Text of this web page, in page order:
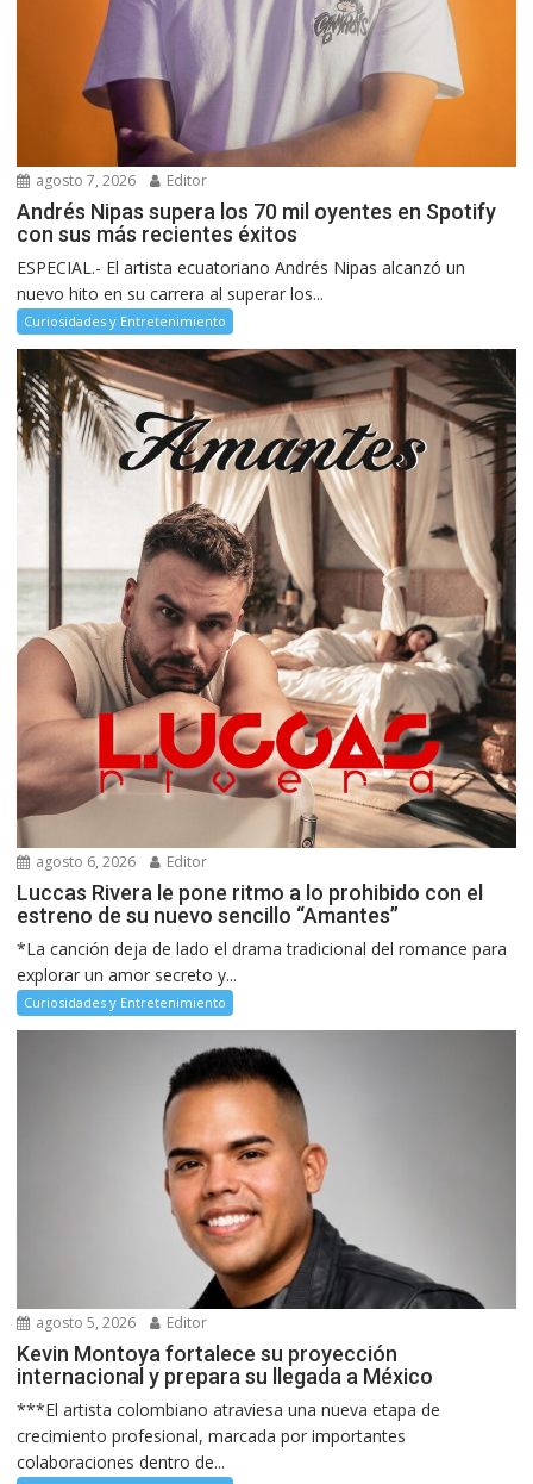
agosto 7, 2026 Editor
Andrés Nipas supera los 70 mil oyentes en Spotify
con sus más recientes éxitos
ESPECIAL.- El artista ecuatoriano Andrés Nipas alcanzó un
nuevo hito en su carrera al superar los...
Curiosidades y Entretenimiento
agosto 6, 2026 Editor
Luccas Rivera le pone ritmo a lo prohibido con el
estreno de su nuevo sencillo “Amantes”
*La canción deja de lado el drama tradicional del romance para
explorar un amor secreto y...
Curiosidades y Entretenimiento
agosto 5, 2026 Editor
Kevin Montoya fortalece su proyección
internacional y prepara su llegada a México
***El artista colombiano atraviesa una nueva etapa de
crecimiento profesional, marcada por importantes
colaboraciones dentro de...